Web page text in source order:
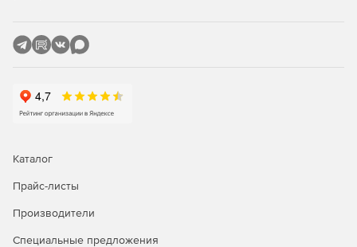
Каталог
Прайс-листы
Производители
Специальные предложения